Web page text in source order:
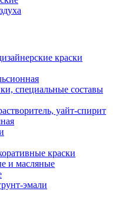
краски
специальные составы
уайт-спирит
краски
и масляные
эмали